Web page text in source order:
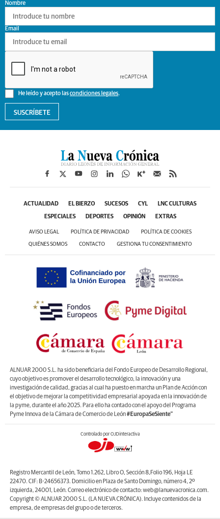
Nombre
He leído y acepto lascondiciones legales.
Email
SUSCRÍBETE
ACTUALIDAD EL BIERZO SUCESOS CYL LNC CULTURAS
ESPECIALES DEPORTES OPINIÓN EXTRAS
AVISO LEGAL POLÍTICA DE PRIVACIDAD POLÍTICA DE COOKIES
QUIÉNES SOMOS CONTACTO GESTIONA TU CONSENTIMIENTO
ALNUAR 2000 S.L. ha sido beneficiaria del Fondo Europeo de Desarrollo Regional,
cuyo objetivo es promover el desarrollo tecnológico, la innovación y una
investigación de calidad, gracias al cual ha puesto en marcha un Plan de Acción con
el objetivo de mejorar la competitividad empresarial apoyada en la innovación de
la pyme, durante el año 2025. Para ello ha contado con el apoyo del Programa
Pyme Innova de la Cámara de Comercio de León#EuropaSeSiente”
Controlado por OJDinteractiva
Registro Mercantil de León, Tomo 1.262, Libro O, Sección 8,Folio 196, Hoja LE
22470. CIF: B-24656373. Domicilio en Plaza de Santo Domingo, número 4, 2º
izquierda, 24001, León. Correo electrónico de contacto: web@lanuevacronica.com.
Copyright © ALNUAR 2000 S.L. (LA NUEVA CRÓNICA). Incluye contenidos de la
empresa, de empresas del grupo o de terceros.